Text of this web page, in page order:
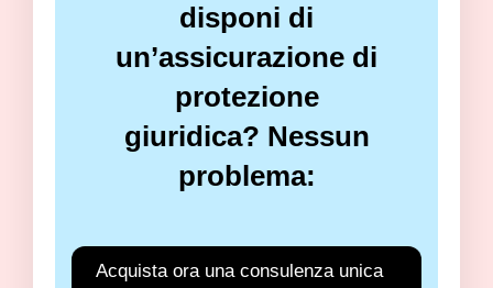
disponi di
un’assicurazione di
protezione
giuridica? Nessun
problema:
Acquista ora una consulenza unica